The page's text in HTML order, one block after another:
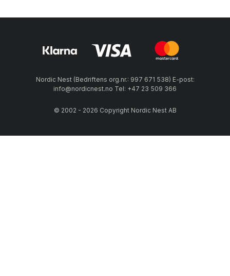
Nordic Nest (Bedriftens org.nr.: 997 671 538) E-post:
info@nordicnest.no Tel: +47 23 509 366
© 2002 - 2026 Copyright Nordic Nest AB